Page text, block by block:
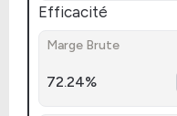
Efficacité
Marge Brute
72.24%